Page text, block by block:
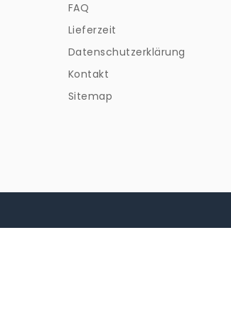
FAQ
Lieferzeit
Datenschutzerklärung
Kontakt
Sitemap